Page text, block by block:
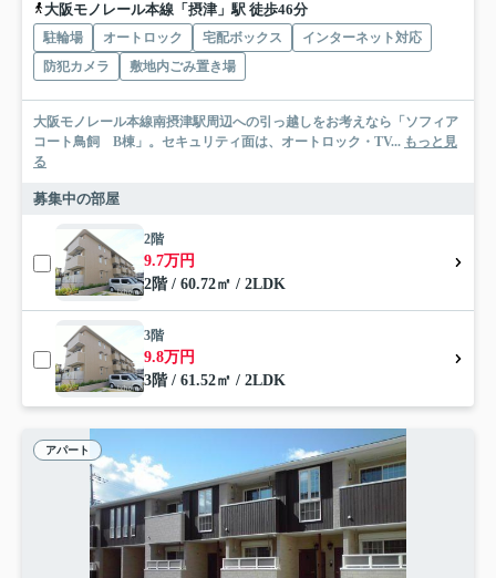
大阪モノレール本線「摂津」駅 徒歩46分
駐輪場 オートロック 宅配ボックス
インターネット対応
防犯カメラ
敷地内ごみ置き場
大阪モノレール本線南摂津駅周辺への引っ越しをお考えなら「ソフィア
コート鳥飼 B棟」。セキュリティ面は、オートロック・TV... もっと見
る
募集中の部屋
2階
9.7万円
2階 / 60.72㎡ / 2LDK
3階
9.8万円
3階 / 61.52㎡ / 2LDK
アパート